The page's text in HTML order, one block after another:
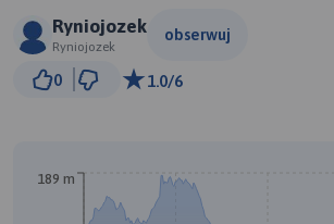
Ryniojozek
Ryniojozek
obserwuj
0 1.0/6
189 m